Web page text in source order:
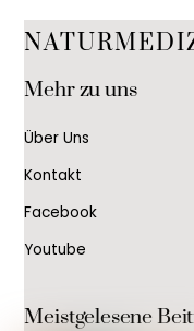
Mehr zu uns
Über Uns
Kontakt
Facebook
Youtube
Meistgelesene